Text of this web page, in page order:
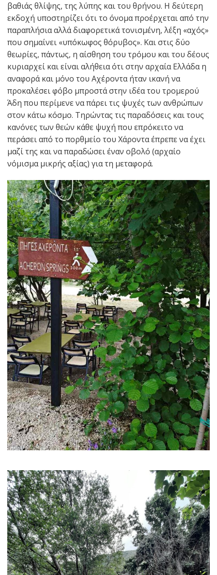
βαθιάς θλίψης, της λύπης και του θρήνου. Η δεύτερη
εκδοχή υποστηρίζει ότι το όνομα προέρχεται από την
παραπλήσια αλλά διαφορετικά τονισμένη, λέξη «αχός»
που σημαίνει «υπόκωφος θόρυβος». Και στις δύο
θεωρίες, πάντως, η αίσθηση του τρόμου και του δέους
κυριαρχεί και είναι αλήθεια ότι στην αρχαία Ελλάδα η
αναφορά και μόνο του Αχέροντα ήταν ικανή να
προκαλέσει φόβο μπροστά στην ιδέα του τρομερού
Άδη που περίμενε να πάρει τις ψυχές των ανθρώπων
στον κάτω κόσμο. Τηρώντας τις παραδόσεις και τους
κανόνες των θεών κάθε ψυχή που επρόκειτο να
περάσει από το πορθμείο του Χάροντα έπρεπε να έχει
μαζί της και να παραδώσει έναν οβολό (αρχαίο
νόμισμα μικρής αξίας) για τη μεταφορά.